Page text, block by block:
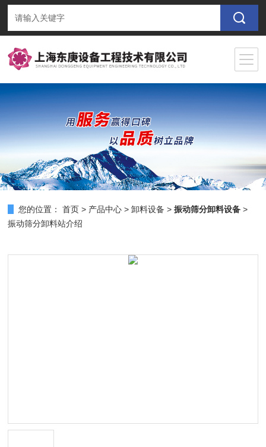
您的位置： 首页 > 产品中心 >卸料设备 >振动筛分卸料设备 >
振动筛分卸料站介绍